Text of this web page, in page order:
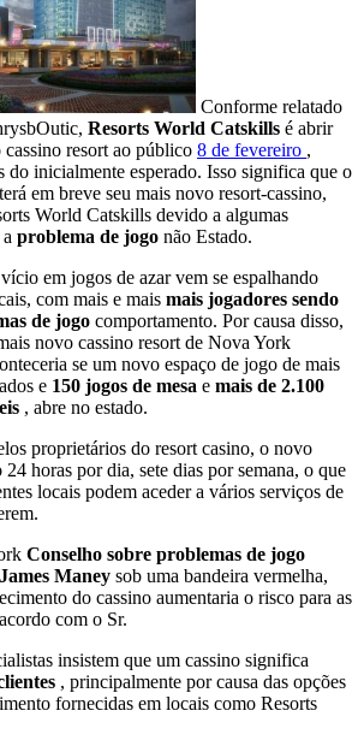
Conforme relatado
Resorts World Catskills é abrir
resort ao público 8 de fevereiro ,
do inicialmente esperado. Isso significa que o
em breve seu mais novo resort-cassino,
World Catskills devido a algumas
problema de jogo não Estado.
em jogos de azar vem se espalhando
com mais e mais mais jogadores sendo
de jogo comportamento. Por causa disso,
novo cassino resort de Nova York
se um novo espaço de jogo de mais
e 150 jogos de mesa e mais de 2.100
, abre no estado.
proprietários do resort casino, o novo
horas por dia, sete dias por semana, o que
locais podem aceder a vários serviços de
Conselho sobre problemas de jogo
James Maney sob uma bandeira vermelha,
do cassino aumentaria o risco para as
com o Sr.
insistem que um cassino significa
, principalmente por causa das opções
fornecidas em locais como Resorts